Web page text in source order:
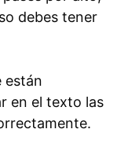
debes tener
están
en el texto las